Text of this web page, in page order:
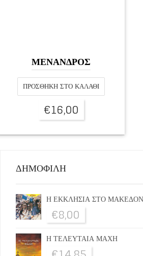
ΜΕΝΑΝΔΡΟΣ
ΠΡΟΣΘΉΚΗ ΣΤΟ ΚΑΛΆΘΙ
€16,00
ΔΗΜΟΦΙΛΗ
Η ΕΚΚΛΗΣΙΑ ΣΤΟ
€8,00
Η ΤΕΛΕΥΤΑΙΑ ΜΑΧΗ